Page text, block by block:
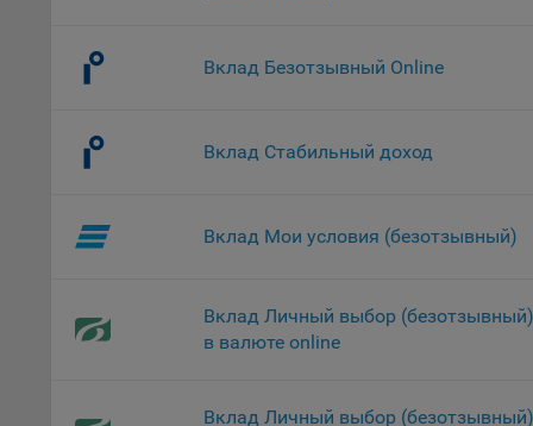
Вклад Безотзывный Online
Вклад Стабильный доход
Вклад Мои условия (безотзывный)
Вклад Личный выбор (безотзывный)
в валюте online
Вклад Личный выбор (безотзывный)